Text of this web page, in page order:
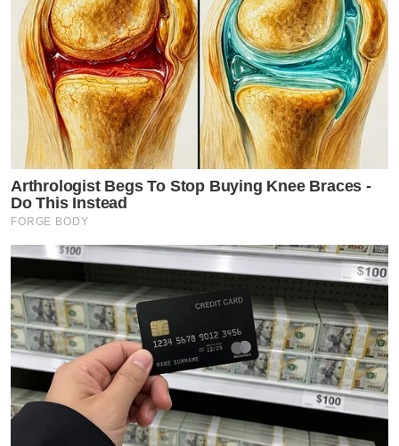
Arthrologist Begs To Stop Buying Knee Braces -
Do This Instead
FORGE BODY